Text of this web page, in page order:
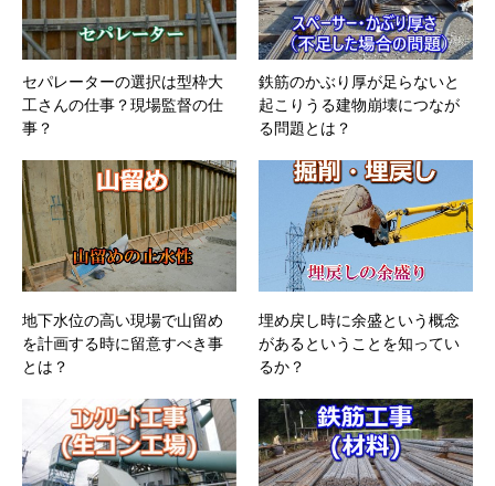
セパレーターの選択は型枠大
工さんの仕事？現場監督の仕
事？
鉄筋のかぶり厚が足らないと
起こりうる建物崩壊につなが
る問題とは？
地下水位の高い現場で山留め
を計画する時に留意すべき事
とは？
埋め戻し時に余盛という概念
があるということを知ってい
るか？